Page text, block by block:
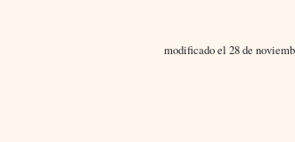
modificado el 28 de